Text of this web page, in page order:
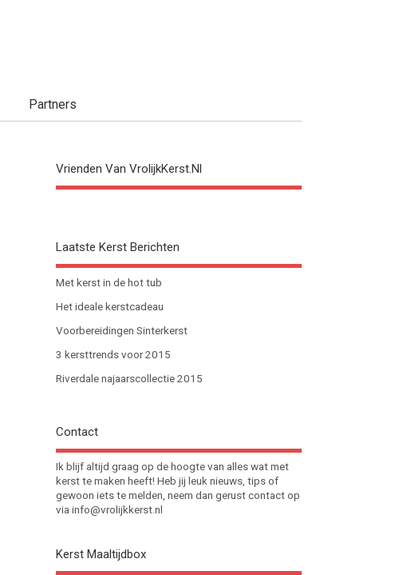
Partners
Vrienden Van VrolijkKerst.nl
Laatste Kerst Berichten
Met kerst in de hot tub
Het ideale kerstcadeau
Voorbereidingen Sinterkerst
3 kersttrends voor 2015
Riverdale najaarscollectie 2015
Contact
Ik blijf altijd graag op de hoogte van alles wat met
kerst te maken heeft! Heb jij leuk nieuws, tips of
gewoon iets te melden, neem dan gerust contact op
via info@vrolijkkerst.nl
Kerst Maaltijdbox